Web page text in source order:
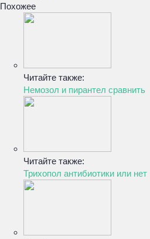
Похожее
Читайте также:
Немозол и пирантел сравнить
Читайте также:
Трихопол антибиотики или нет